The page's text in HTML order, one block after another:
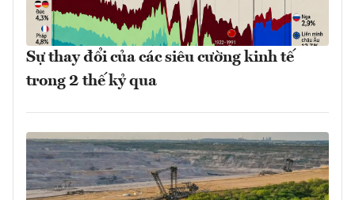
Sự thay đổi của các siêu cường kinh tế
trong 2 thế kỷ qua